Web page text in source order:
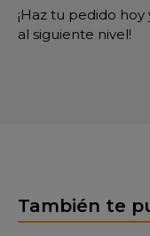
¡Haz tu pedido
al siguiente nivel!
También te